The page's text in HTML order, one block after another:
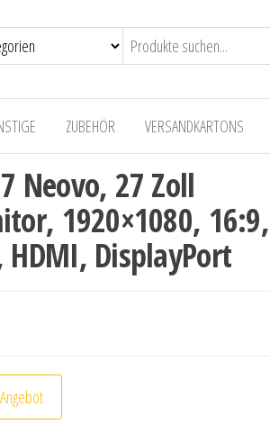
ZUBEHÖR VERSANDKARTONS
Neovo, 27 Zoll
1920×1080, 16:9,
HDMI, DisplayPort